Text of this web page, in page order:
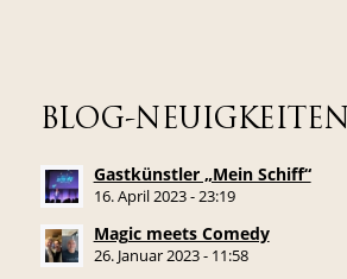
BLOG-NEUIGKEITEN
Gastkünstler „Mein Schiff“
16. April 2023 - 23:19
Magic meets Comedy
26. Januar 2023 - 11:58